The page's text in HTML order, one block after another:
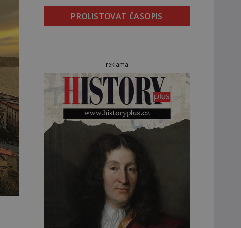
PROLISTOVAT ČASOPIS
reklama